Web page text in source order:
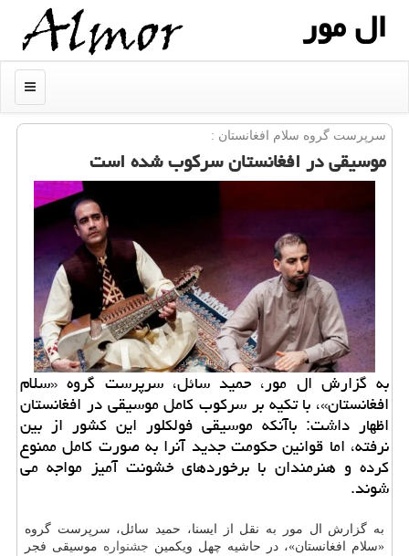
ال مور
منو
سرپرست گروه سلام افغانستان :
موسیقی در افغانستان سرکوب شده است
به گزارش ال مور، حمید سائل، سرپرست گروه «سلام
افغانستان»، با تکیه بر سرکوب کامل موسیقی در افغانستان
اظهار داشت: باآنکه موسیقی فولکلور این کشور از بین
نرفته، اما قوانین حکومت جدید آنرا به صورت کامل ممنوع
کرده و هنرمندان با برخوردهای خشونت آمیز مواجه می
شوند.
به گزارش ال مور به نقل از ایسنا، حمید سائل، سرپرست گروه
«سلام افغانستان»، در حاشیه چهل ویکمین جشنواره موسیقی فجر